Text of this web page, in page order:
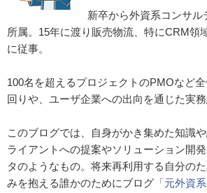
新卒から外資系コンサル
所属。15年に渡り販売物流、特にCRM領
に従事。
100名を超えるプロジェクトのPMOなど
回りや、ユーザ企業への出向を通じた実務
このブログでは、自身がかき集めた知識
ライアントへの提案やソリューション開
タのようなもの。将来再利用する自分の
みを抱える誰かのためにブログ 「元外資